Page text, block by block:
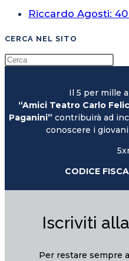
Riccardo Agosti:
CERCA NEL SITO
Il 5 per mille
“Amici Teatro Carlo
Paganini” contribuirà ad
conoscere i
CODICE
Iscriviti
Per restare sempre